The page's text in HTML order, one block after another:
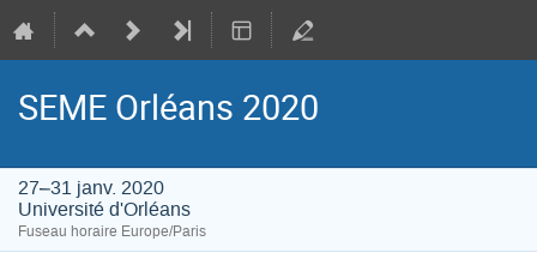
SEME Orléans 2020
27–31 janv. 2020
Université d'Orléans
Fuseau horaire Europe/Paris